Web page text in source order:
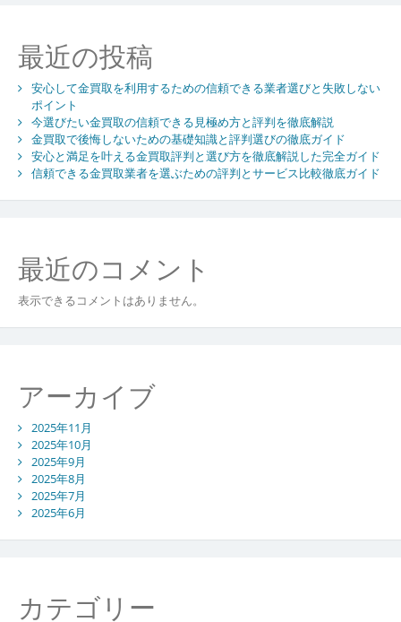
ョ
ン
最近の投稿
安心して金買取を利用するための信頼できる業者選びと失敗しない
ポイント
今選びたい金買取の信頼できる見極め方と評判を徹底解説
金買取で後悔しないための基礎知識と評判選びの徹底ガイド
安心と満足を叶える金買取評判と選び方を徹底解説した完全ガイド
信頼できる金買取業者を選ぶための評判とサービス比較徹底ガイド
最近のコメント
表示できるコメントはありません。
アーカイブ
2025年11月
2025年10月
2025年9月
2025年8月
2025年7月
2025年6月
カテゴリー